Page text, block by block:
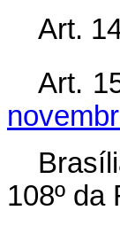
Art.
Art.
108º da